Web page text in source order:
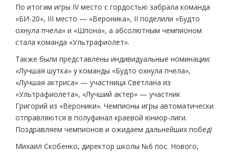
По итогам игры IV место с гордостью забрала команда
«БИ-20», III место — «Вероника», II поделили «Будто
охнула пчела» и «Шпона», а абсолютным чемпионом
стала команда «Ультрафиолет».
Также были представлены индивидуальные номинации:
«Лучшая шутка» у команды «Будто охнула пчела»,
«Лучшая актриса» — участница Светлана из
«Ультрафиолета», «Лучший актер» — участник
Григорий из «Вероники». Чемпионы игры автоматически
отправляются в полуфинал краевой юниор-лиги.
Поздравляем чемпионов и ожидаем дальнейших побед!
Михаил Скобенко, директор школы №6 пос. Нового,